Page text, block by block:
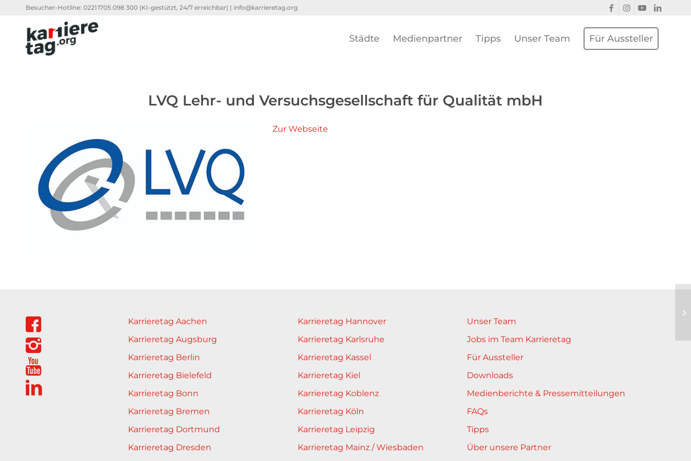
Besucher-Hotline: 0221 1705 098 300 (KI-gestützt, 24/7 erreichbar) | info@karrieretag.org
Städte Medienpartner Tipps Unser Team Für Aussteller
LVQ Lehr- und Versuchsgesellschaft für Qualität mbH
Zur Webseite
Karrieretag Aachen
Karrieretag Augsburg
Karrieretag Berlin
Karrieretag Bielefeld
Karrieretag Bonn
Karrieretag Bremen
Karrieretag Dortmund
Karrieretag Dresden
Karrieretag Hannover
Karrieretag Karlsruhe
Karrieretag Kassel
Karrieretag Kiel
Karrieretag Koblenz
Karrieretag Köln
Karrieretag Leipzig
Karrieretag Mainz / Wiesbaden
Unser Team
Jobs im Team Karrieretag
Für Aussteller
Downloads
Medienberichte & Pressemitteilungen
FAQs
Tipps
Über unsere Partner